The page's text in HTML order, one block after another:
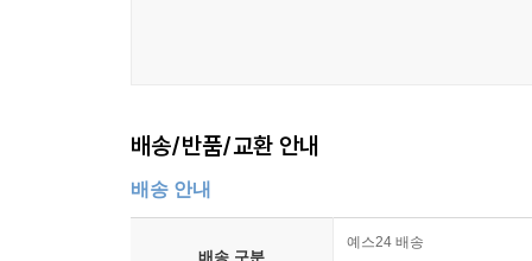
배송/반품/교환 안내
배송 안내
배송 구분
예스24 배송